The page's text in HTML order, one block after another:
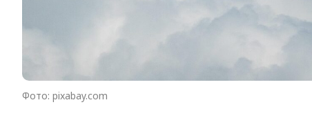
Фото: pixabay.com